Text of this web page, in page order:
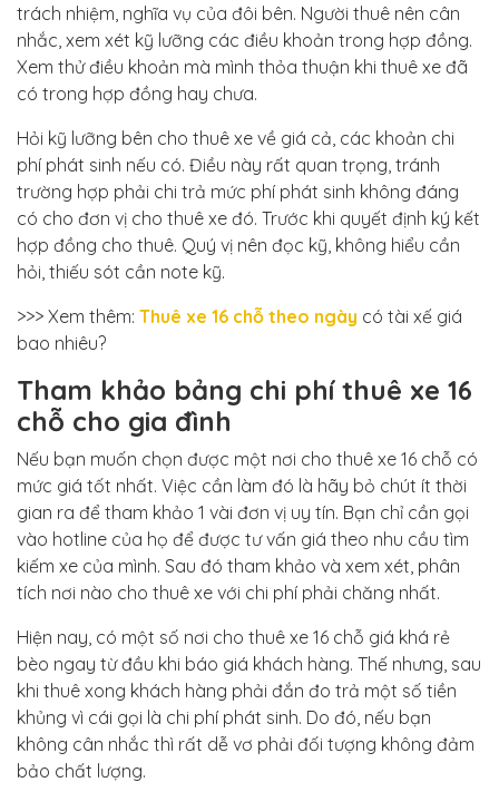
trách nhiệm, nghĩa vụ của đôi bên. Người thuê nên cân
nhắc, xem xét kỹ lưỡng các điều khoản trong hợp đồng.
Xem thử điều khoản mà mình thỏa thuận khi thuê xe đã
có trong hợp đồng hay chưa.
Hỏi kỹ lưỡng bên cho thuê xe về giá cả, các khoản chi
phí phát sinh nếu có. Điều này rất quan trọng, tránh
trường hợp phải chi trả mức phí phát sinh không đáng
có cho đơn vị cho thuê xe đó. Trước khi quyết định ký kết
hợp đồng cho thuê. Quý vị nên đọc kỹ, không hiểu cần
hỏi, thiếu sót cần note kỹ.
>>> Xem thêm: Thuê xe 16 chỗ theo ngày có tài xế giá
bao nhiêu?
Tham khảo bảng chi phí thuê xe 16
chỗ cho gia đình
Nếu bạn muốn chọn được một nơi cho thuê xe 16 chỗ có
mức giá tốt nhất. Việc cần làm đó là hãy bỏ chút ít thời
gian ra để tham khảo 1 vài đơn vị uy tín. Bạn chỉ cần gọi
vào hotline của họ để được tư vấn giá theo nhu cầu tìm
kiếm xe của mình. Sau đó tham khảo và xem xét, phân
tích nơi nào cho thuê xe với chi phí phải chăng nhất.
Hiện nay, có một số nơi cho thuê xe 16 chỗ giá khá rẻ
bèo ngay từ đầu khi báo giá khách hàng. Thế nhưng, sau
khi thuê xong khách hàng phải đắn đo trả một số tiền
khủng vì cái gọi là chi phí phát sinh. Do đó, nếu bạn
không cân nhắc thì rất dễ vơ phải đối tượng không đảm
bảo chất lượng.